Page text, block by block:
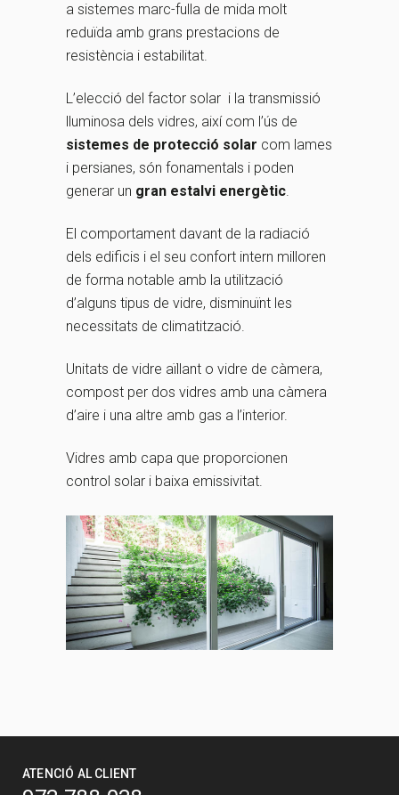
a sistemes marc-fulla de mida molt
reduïda amb grans prestacions de
resistència i estabilitat.
L’elecció del factor solar i la transmissió
lluminosa dels vidres, així com l’ús de
sistemes de protecció solar com lames
i persianes, són fonamentals i poden
generar un gran estalvi energètic.
El comportament davant de la radiació
dels edificis i el seu confort intern milloren
de forma notable amb la utilització
d’alguns tipus de vidre, disminuïnt les
necessitats de climatització.
Unitats de vidre aïllant o vidre de càmera,
compost per dos vidres amb una càmera
d’aire i una altre amb gas a l’interior.
Vidres amb capa que proporcionen
control solar i baixa emissivitat.
ATENCIÓ AL CLIENT